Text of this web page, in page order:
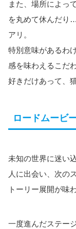
また、場所によっ
を丸めて休んだり
アリ。
特別意味があるわ
感を味わえるこだ
好きだけあって、
ロードムービ
未知の世界に迷い
人に出会い、次の
トーリー展開が味
一度進んだステー